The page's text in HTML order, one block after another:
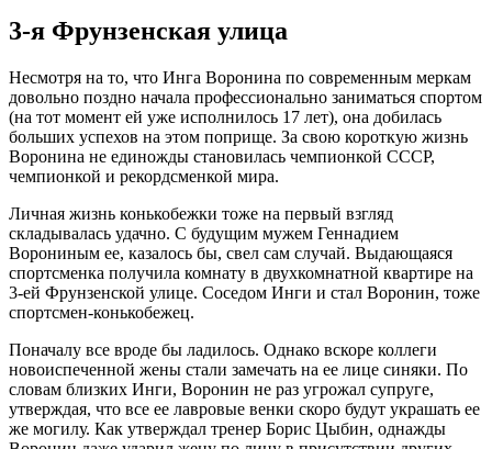
3-я Фрунзенская улица
Несмотря на то, что Инга Воронина по современным меркам
довольно поздно начала профессионально заниматься спортом
(на тот момент ей уже исполнилось 17 лет), она добилась
больших успехов на этом поприще. За свою короткую жизнь
Воронина не единожды становилась чемпионкой СССР,
чемпионкой и рекордсменкой мира.
Личная жизнь конькобежки тоже на первый взгляд
складывалась удачно. С будущим мужем Геннадием
Ворониным ее, казалось бы, свел сам случай. Выдающаяся
спортсменка получила комнату в двухкомнатной квартире на
3-ей Фрунзенской улице. Соседом Инги и стал Воронин, тоже
спортсмен-конькобежец.
Поначалу все вроде бы ладилось. Однако вскоре коллеги
новоиспеченной жены стали замечать на ее лице синяки. По
словам близких Инги, Воронин не раз угрожал супруге,
утверждая, что все ее лавровые венки скоро будут украшать ее
же могилу. Как утверждал тренер Борис Цыбин, однажды